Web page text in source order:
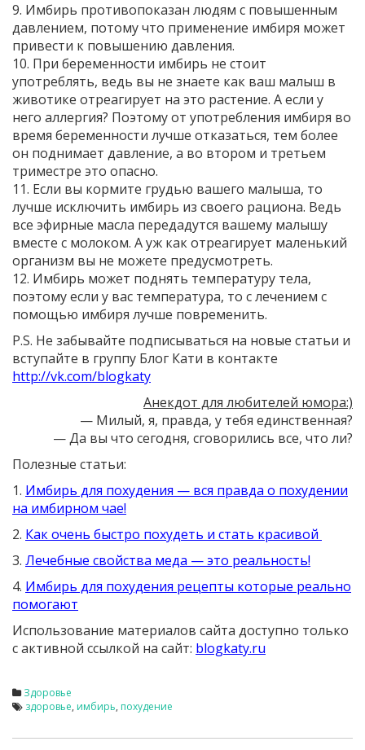
9. Имбирь противопоказан людям с повышенным
давлением, потому что применение имбиря может
привести к повышению давления.
10. При беременности имбирь не стоит
употреблять, ведь вы не знаете как ваш малыш в
животике отреагирует на это растение. А если у
него аллергия? Поэтому от употребления имбиря во
время беременности лучше отказаться, тем более
он поднимает давление, а во втором и третьем
триместре это опасно.
11. Если вы кормите грудью вашего малыша, то
лучше исключить имбирь из своего рациона. Ведь
все эфирные масла передадутся вашему малышу
вместе с молоком. А уж как отреагирует маленький
организм вы не можете предусмотреть.
12. Имбирь может поднять температуру тела,
поэтому если у вас температура, то с лечением с
помощью имбиря лучше повременить.
P.S. Не забывайте подписываться на новые статьи и
вступайте в группу Блог Кати в контакте
http://vk.com/blogkaty
Анекдот для любителей юмора:)
— Милый, я, правда, у тебя единственная?
— Да вы что сегодня, сговорились все, что ли?
Полезные статьи:
1. Имбирь для похудения — вся правда о похудении
на имбирном чае!
2. Как очень быстро похудеть и стать красивой
3. Лечебные свойства меда — это реальность!
4. Имбирь для похудения рецепты которые реально
помогают
Использование материалов сайта доступно только
с активной ссылкой на сайт: blogkaty.ru
Здоровье
здоровье, имбирь, похудение